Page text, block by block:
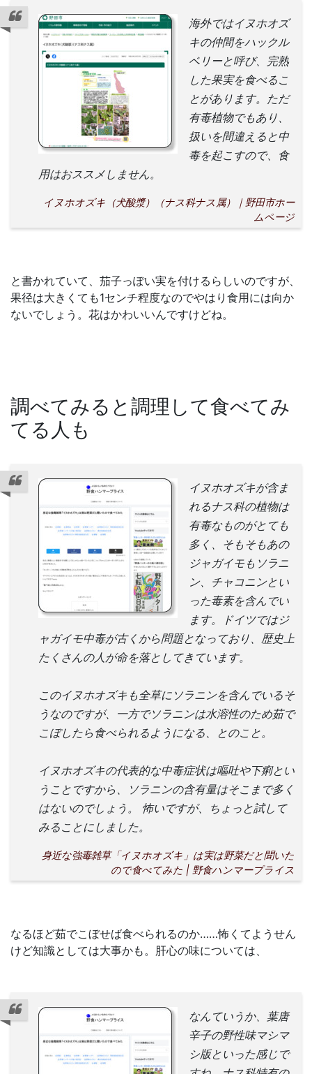
海外ではイヌホオズ
キの仲間をハックル
ベリーと呼び、完熟
した果実を食べるこ
とがあります。ただ
有毒植物でもあり、
扱いを間違えると中
毒を起こすので、食
用はおススメしません。
イヌホオズキ（犬酸漿）（ナス科ナス属）｜野田市ホー
ムページ
と書かれていて、茄子っぽい実を付けるらしいのですが、
果径は大きくても1センチ程度なのでやはり食用には向か
ないでしょう。花はかわいいんですけどね。
調べてみると調理して食べてみ
てる人も
イヌホオズキが含ま
れるナス科の植物は
有毒なものがとても
多く、そもそもあの
ジャガイモもソラニ
ン、チャコニンとい
った毒素を含んでい
ます。ドイツではジ
ャガイモ中毒が古くから問題となっており、歴史上
たくさんの人が命を落としてきています。
このイヌホオズキも全草にソラニンを含んでいるそ
うなのですが、一方でソラニンは水溶性のため茹で
こぼしたら食べられるようになる、とのこと。
イヌホオズキの代表的な中毒症状は嘔吐や下痢とい
うことですから、ソラニンの含有量はそこまで多く
はないのでしょう。 怖いですが、ちょっと試して
みることにしました。
身近な強毒雑草「イヌホオズキ」は実は野菜だと聞いた
ので食べてみた | 野食ハンマープライス
なるほど茹でこぼせば食べられるのか……怖くてようせん
けど知識としては大事かも。肝心の味については、
なんていうか、葉唐
辛子の野性味マシマ
シ版といった感じで